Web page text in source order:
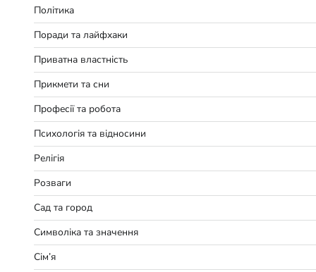
Політика
Поради та лайфхаки
Приватна властність
Прикмети та сни
Професії та робота
Психологія та відносини
Релігія
Розваги
Сад та город
Символіка та значення
Сім’я